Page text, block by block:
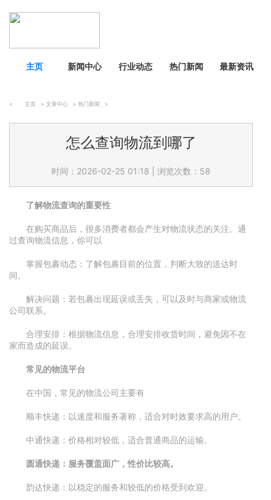
主页 新闻中心 行业动态 热门新闻 最新资讯
< 主页 > 文章中心 > 热门新闻 >
怎么查询物流到哪了
时间：2026-02-25 01:18 浏览次数：58
了解物流查询的重要性
在购买商品后，很多消费者都会产生对物流状态的关注。通
过查询物流信息，你可以
掌握包裹动态：了解包裹目前的位置，判断大致的送达时
间。
解决问题：若包裹出现延误或丢失，可以及时与商家或物流
公司联系。
合理安排：根据物流信息，合理安排收货时间，避免因不在
家而造成的延误。
常见的物流平台
在中国，常见的物流公司主要有
顺丰快递：以速度和服务著称，适合对时效要求高的用户。
中通快递：价格相对较低，适合普通商品的运输。
圆通快递：服务覆盖面广，性价比较高。
韵达快递：以稳定的服务和较低的价格受到欢迎。